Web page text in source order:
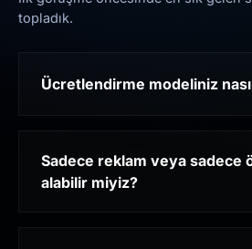
topladık.
Ücretlendirme modeliniz
Sadece reklam veya sadece
alabilir miyiz?